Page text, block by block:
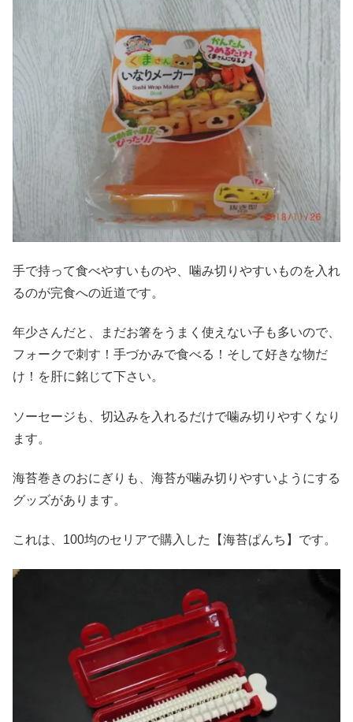
手で持って食べやすいものや、噛み切りやすいものを入れ
るのが完食への近道です。
年少さんだと、まだお箸をうまく使えない子も多いので、
フォークで刺す！手づかみで食べる！そして好きな物だ
け！を肝に銘じて下さい。
ソーセージも、切込みを入れるだけで噛み切りやすくなり
ます。
海苔巻きのおにぎりも、海苔が噛み切りやすいようにする
グッズがあります。
これは、100均のセリアで購入した【海苔ぱんち】です。